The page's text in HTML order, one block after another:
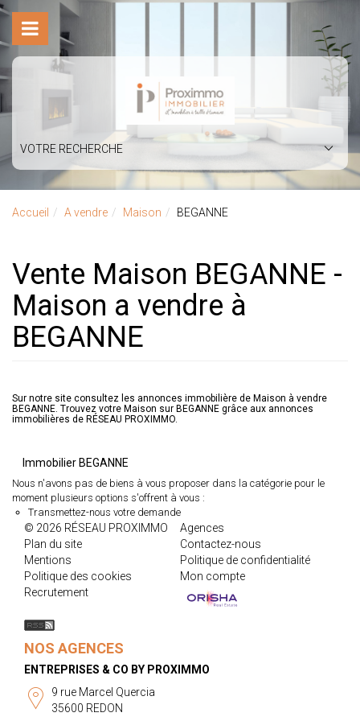
VOTRE RECHERCHE
Accueil A vendre Maison BEGANNE
Vente Maison BEGANNE -
Maison a vendre à
BEGANNE
Sur notre site consultez les annonces immobilière de Maison à vendre
BEGANNE. Trouvez votre Maison sur BEGANNE grâce aux annonces
immobilières de RÉSEAU PROXIMMO.
Immobilier BEGANNE
Nous n'avons pas de biens à vous proposer dans la catégorie pour le
moment plusieurs options s'offrent à vous :
Transmettez-nous votre demande
© 2026 RÉSEAU PROXIMMO
Agences
Plan du site
Contactez-nous
Mentions
Politique de confidentialité
Politique des cookies
Mon compte
Recrutement
NOS AGENCES
ENTREPRISES & CO BY PROXIMMO
9 rue Marcel Quercia
35600 REDON